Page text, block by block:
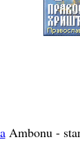
Ambonu -